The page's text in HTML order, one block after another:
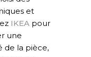
et
IKEA pour
une
de la pièce,